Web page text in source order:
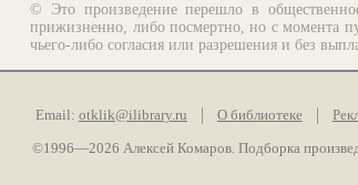
© Это произведение перешло в
прижизненно, либо посмертно, но с момента
чьего-либо согласия или разрешения и без
Email: otklik@ilibrary.ru О библиотеке
©1996—2026 Алексей Комаров. Подборка